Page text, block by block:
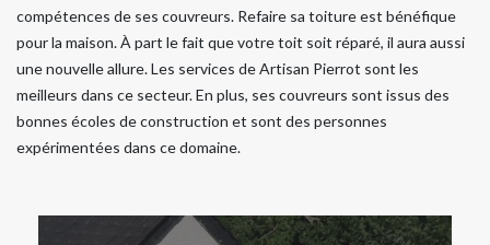
compétences de ses couvreurs. Refaire sa toiture est bénéfique
pour la maison. À part le fait que votre toit soit réparé, il aura aussi
une nouvelle allure. Les services de Artisan Pierrot sont les
meilleurs dans ce secteur. En plus, ses couvreurs sont issus des
bonnes écoles de construction et sont des personnes
expérimentées dans ce domaine.